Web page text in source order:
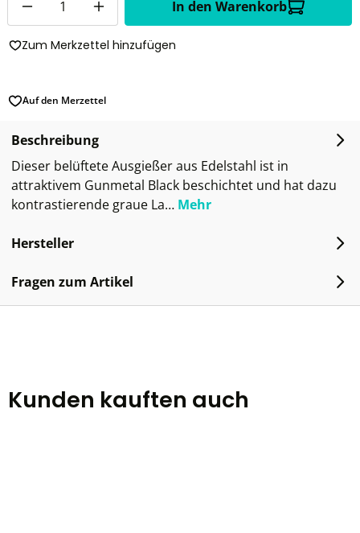
In den Warenkorb
Zum Merkzettel hinzufügen
Auf den Merzettel
Beschreibung
Dieser belüftete Ausgießer aus Edelstahl ist in
attraktivem Gunmetal Black beschichtet und hat dazu
kontrastierende graue La… Mehr
Hersteller
Fragen zum Artikel
Kunden kauften auch